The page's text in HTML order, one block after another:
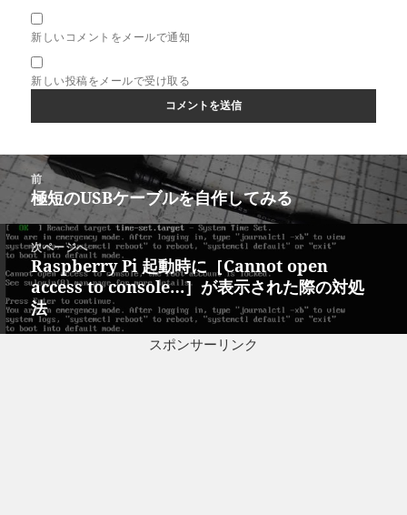
新しいコメントをメールで通知
新しい投稿をメールで受け取る
投
稿
ナ
ビ
ゲ
ー
シ
ョ
ン
前
前
の
投
稿:
極短のUSBケーブルを自作してみる
次ページへ
次
の
投
稿:
Raspberry Pi 起動時に［Cannot open
access to console…］が表示された際の対処
法
スポンサーリンク